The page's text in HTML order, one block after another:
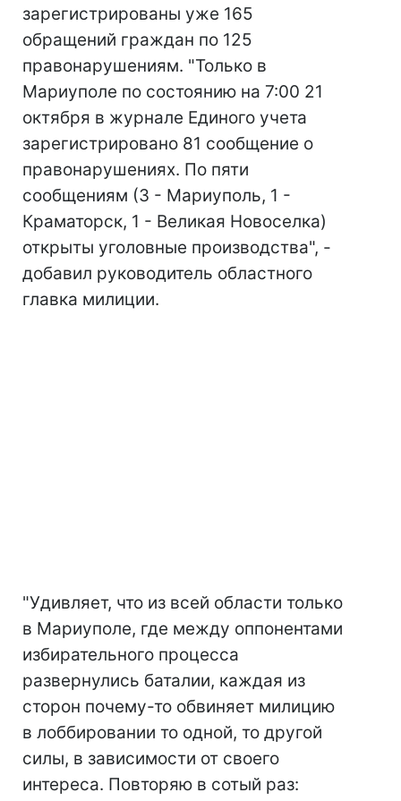
зарегистрированы уже 165
обращений граждан по 125
правонарушениям. "Только в
Мариуполе по состоянию на 7:00 21
октября в журнале Единого учета
зарегистрировано 81 сообщение о
правонарушениях. По пяти
сообщениям (3 - Мариуполь, 1 -
Краматорск, 1 - Великая Новоселка)
открыты уголовные производства", -
добавил руководитель областного
главка милиции.
"Удивляет, что из всей области только
в Мариуполе, где между оппонентами
избирательного процесса
развернулись баталии, каждая из
сторон почему-то обвиняет милицию
в лоббировании то одной, то другой
силы, в зависимости от своего
интереса. Повторяю в сотый раз: